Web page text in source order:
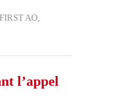
AO,
l’appel